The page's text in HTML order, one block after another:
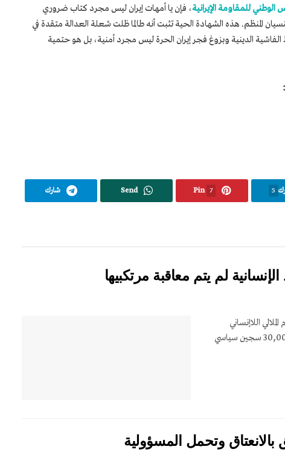
الوطني للمقاومة الإيرانية، فإن يا أمهات إيران ليس مجرد كتاب ضروري
المنظم. هذه الشهادة الحية تثبت أنه طالما ظلت شعلة العدالة متقدة في
الفاشية الدينية وبزوغ فجر إيران الحرة ليس مجرد أمنية، بل هو حتمية
5
Pin 7
Send شارك
اللاإنساني
التاريخ الكامل لمجزرة عام 1988 سُجلت مجزرة أكثر من 30,000 سجين سياسي
وتحمل المسؤولية